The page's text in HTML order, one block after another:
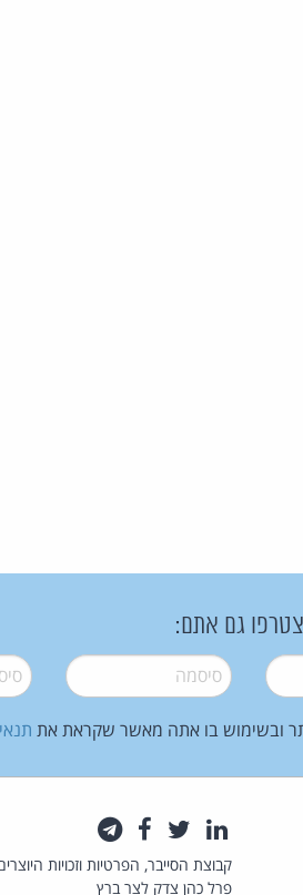
גם אתם:
סיסמה*
ובשימוש בו אתה מאשר שקראת את
לינקדאין
טוויטרפייסבוק
קבוצת הסייבר, הפרטיות וזכויות
פרל כהן צדק לצר ברץ